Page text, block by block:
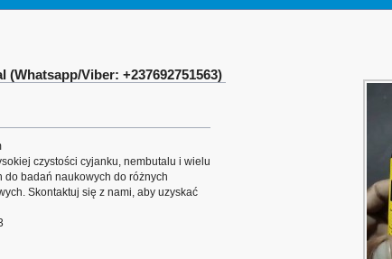
Viber: +237692751563)
czystości cyjanku, nembutalu i wielu
badań naukowych do różnych
Skontaktuj się z nami, aby uzyskać